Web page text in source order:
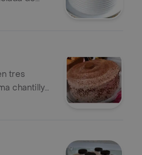
crema
tres
chantilly
con